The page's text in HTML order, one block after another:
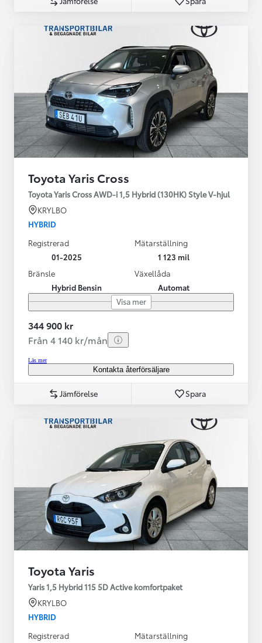
Toyota Yaris Cross
Toyota Yaris Cross AWD-i 1,5 Hybrid (130HK) Style V-hjul
KRYLBO
HYBRID
Registrerad
01-2025
Mätarställning
1 123 mil
Bränsle
Hybrid Bensin
Växellåda
Automat
Visa mer
344 900 kr
Från 4 140 kr/mån
Läs mer
Kontakta återförsäljare
Jämförelse Spara
Toyota Yaris
Yaris 1,5 Hybrid 115 5D Active komfortpaket
KRYLBO
HYBRID
Registrerad
Mätarställning